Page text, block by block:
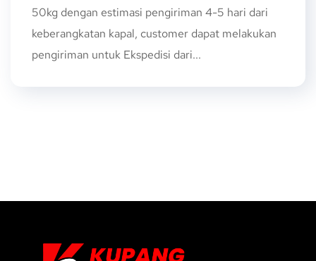
50kg dengan estimasi pengiriman 4-5 hari dari
keberangkatan kapal, customer dapat melakukan
pengiriman untuk Ekspedisi dari...